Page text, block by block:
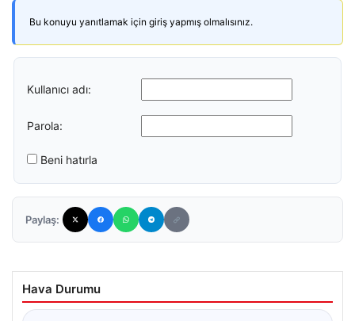
Bu konuyu yanıtlamak için giriş yapmış olmalısınız.
Kullanıcı adı:
Parola:
Beni hatırla
Paylaş:
Hava Durumu